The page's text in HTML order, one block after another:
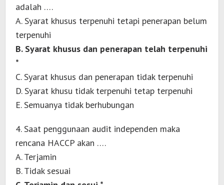
adalah ….
A. Syarat khusus terpenuhi tetapi penerapan belum
terpenuhi
B. Syarat khusus dan penerapan telah terpenuhi
*
C. Syarat khusus dan penerapan tidak terpenuhi
D. Syarat khusu tidak terpenuhi tetap terpenuhi
E. Semuanya tidak berhubungan
4. Saat penggunaan audit independen maka
rencana HACCP akan ….
A. Terjamin
B. Tidak sesuai